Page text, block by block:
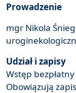
Prowadzenie
mgr Nikola
Udział i zapisy
Wstęp bezpłatny
Obowiązują